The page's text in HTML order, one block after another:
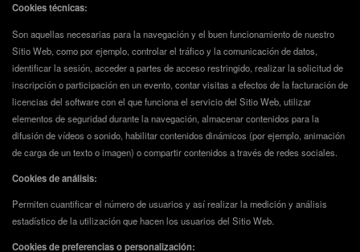
Cookies técnicas:
Son aquellas necesarias para la navegación y el buen funcionamiento de nuestro
Sitio Web, como por ejemplo, controlar el tráfico y la comunicación de datos,
identificar la sesión, acceder a partes de acceso restringido, realizar la solicitud de
inscripción o participación en un evento, contar visitas a efectos de la facturación de
licencias del software con el que funciona el servicio del Sitio Web, utilizar
elementos de seguridad durante la navegación, almacenar contenidos para la
difusión de vídeos o sonido, habilitar contenidos dinámicos (por ejemplo, animación
de carga de un texto o imagen) o compartir contenidos a través de redes sociales.
Cookies de análisis:
Permiten cuantificar el número de usuarios y así realizar la medición y análisis
estadístico de la utilización que hacen los usuarios del Sitio Web.
Cookies de preferencias o personalización: